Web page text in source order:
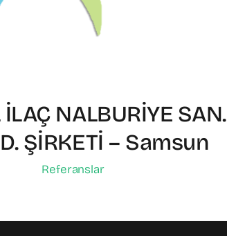
NALBURİYE SAN.
ŞİRKETİ – Samsun
Referanslar